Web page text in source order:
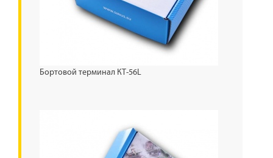
Бортовой терминал КТ-56L